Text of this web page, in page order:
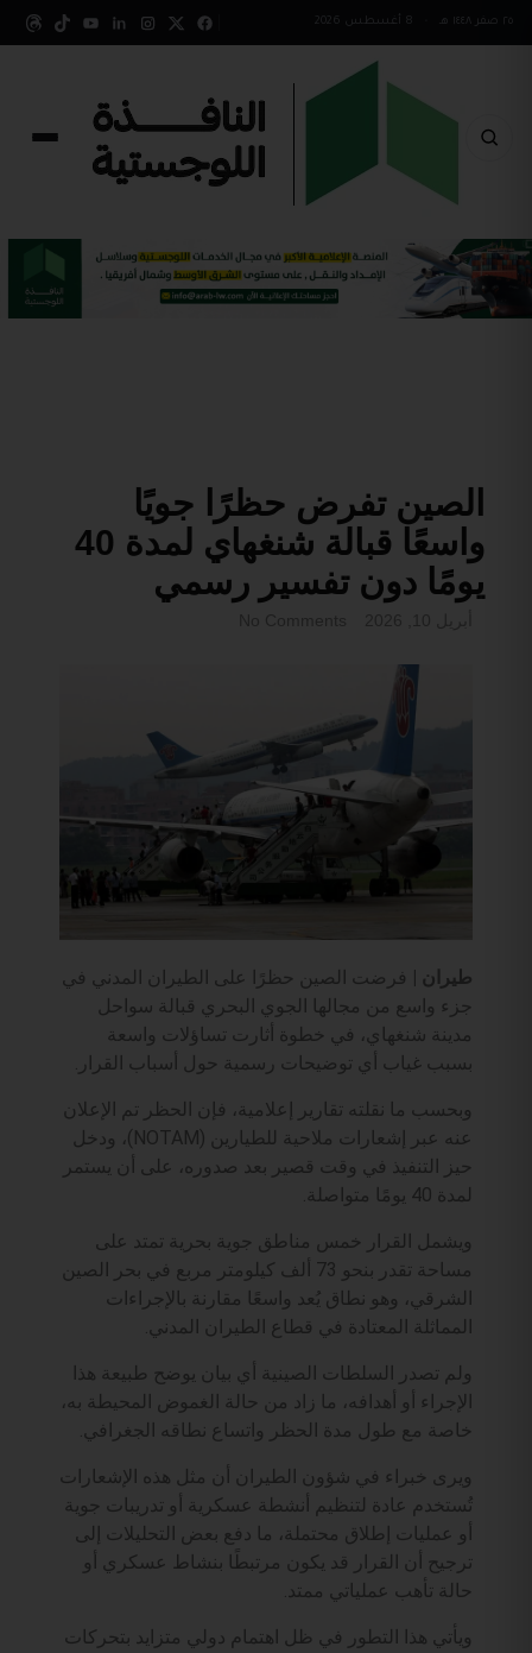
8 أغسطس 2026
الصين تفرض حظرًا جويًا
واسعًا قبالة شنغهاي لمدة 40
يومًا دون تفسير رسمي
طيران |
فرضت الصين حظرًا على الطيران المدني في
جزء واسع من مجالها الجوي البحري قبالة سواحل
مدينة شنغهاي، في خطوة أثارت تساؤلات واسعة
بسبب غياب أي توضيحات رسمية حول أسباب القرار.
وبحسب ما نقلته تقارير إعلامية، فإن الحظر تم الإعلان
عنه عبر إشعارات ملاحية للطيارين (NOTAM)، ودخل
حيز التنفيذ في وقت قصير بعد صدوره، على أن يستمر
لمدة 40 يومًا متواصلة.
ويشمل القرار خمس مناطق جوية بحرية تمتد على
مساحة تقدر بنحو 73 ألف كيلومتر مربع في بحر الصين
الشرقي، وهو نطاق يُعد واسعًا مقارنة بالإجراءات
المماثلة المعتادة في قطاع الطيران المدني.
ولم تصدر السلطات الصينية أي بيان يوضح طبيعة هذا
الإجراء أو أهدافه، ما زاد من حالة الغموض المحيطة به،
خاصة مع طول مدة الحظر واتساع نطاقه الجغرافي.
ويرى خبراء في شؤون الطيران أن مثل هذه الإشعارات
تُستخدم عادة لتنظيم أنشطة عسكرية أو تدريبات جوية
أو عمليات إطلاق محتملة، ما دفع بعض التحليلات إلى
ترجيح أن القرار قد يكون مرتبطًا بنشاط عسكري أو
حالة تأهب عملياتي ممتد.
ويأتي هذا التطور في ظل اهتمام دولي متزايد بتحركات